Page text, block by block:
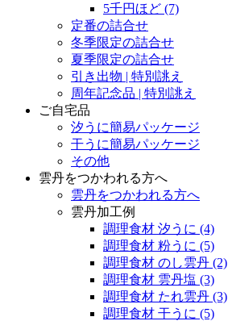
5千円ほど (7)
定番の詰合せ
冬季限定の詰合せ
夏季限定の詰合せ
引き出物 | 特別誂え
周年記念品 | 特別誂え
ご自宅品
汐うに簡易パッケージ
干うに簡易パッケージ
その他
雲丹をつかわれる方へ
雲丹をつかわれる方へ
雲丹加工例
調理食材 汐うに (4)
調理食材 粉うに (5)
調理食材 のし雲丹 (2)
調理食材 雲丹塩 (3)
調理食材 たれ雲丹 (3)
調理食材 干うに (5)